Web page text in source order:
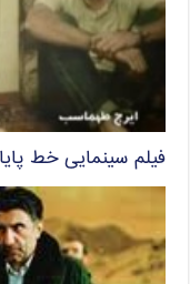
فیلم سینمایی خط